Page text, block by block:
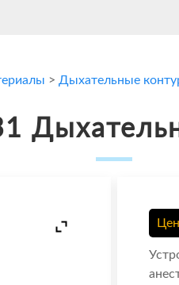
> Дыхательные